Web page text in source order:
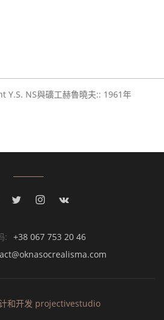
Y.S. NS與礦工赫魯曉夫:: 1961年
: +38 067 753 20 46
和开发 projectivestudio